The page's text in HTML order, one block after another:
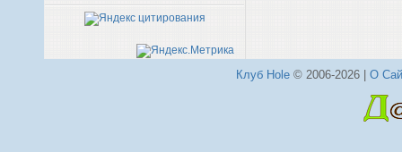
Клуб Hole© 2006-2026 | О